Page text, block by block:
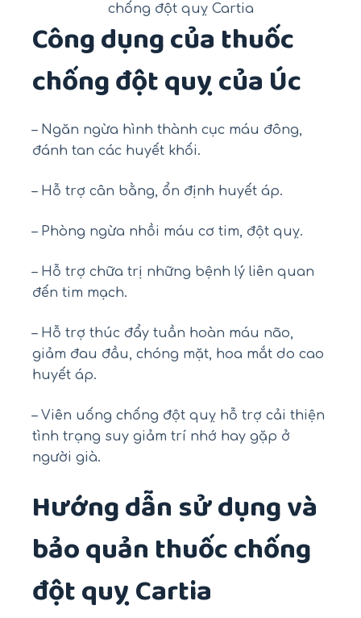
chống đột quỵ Cartia
Công dụng của thuốc
chống đột quỵ của Úc
– Ngăn ngừa hình thành cục máu đông,
đánh tan các huyết khối.
– Hỗ trợ cân bằng, ổn định huyết áp.
– Phòng ngừa nhồi máu cơ tim, đột quỵ.
– Hỗ trợ chữa trị những bệnh lý liên quan
đến tim mạch.
– Hỗ trợ thúc đẩy tuần hoàn máu não,
giảm đau đầu, chóng mặt, hoa mắt do cao
huyết áp.
– Viên uống chống đột quỵ hỗ trợ cải thiện
tình trạng suy giảm trí nhớ hay gặp ở
người già.
Hướng dẫn sử dụng và
bảo quản thuốc chống
đột quỵ Cartia